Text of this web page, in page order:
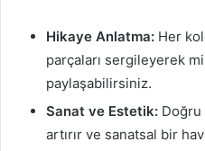
Hikaye Anlatma: Her
parçaları sergileyerek
paylaşabilirsiniz.
Sanat ve Estetik:
artırır ve sanatsal bir